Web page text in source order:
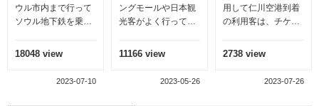
ウル市内まで行って
ソウル地下鉄を乗っ
時間が合えば京畿道
18048 view
2023-07-10
ングモールや日本観
光客がよく行ってい
場（ショッピングモ
11166 view
2023-05-26
用して仁川空港到着
の利用客は、チケッ
と日本航空は、航空
2738 view
2023-07-26